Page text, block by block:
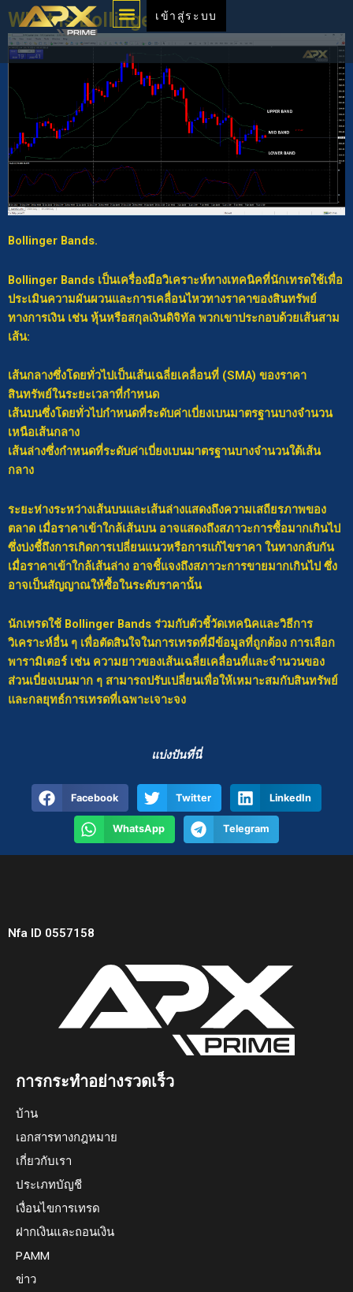
Skip
content
Menuเข้าสู่ระบบ
What is Bollinger Bands
Bollinger Bands.
Bollinger Bands เป็นเครื่องมือวิเคราะห์ทางเทคนิคที่นักเทรดใช้เพื่อ
ประเมินความผันผวนและการเคลื่อนไหวทางราคาของสินทรัพย์
ทางการเงิน เช่น หุ้นหรือสกุลเงินดิจิทัล พวกเขาประกอบด้วยเส้นสาม
เส้น:
เส้นกลางซึ่งโดยทั่วไปเป็นเส้นเฉลี่ยเคลื่อนที่ (SMA) ของราคา
สินทรัพย์ในระยะเวลาที่กำหนด
เส้นบนซึ่งโดยทั่วไปกำหนดที่ระดับค่าเบี่ยงเบนมาตรฐานบางจำนวน
เหนือเส้นกลาง
เส้นล่างซึ่งกำหนดที่ระดับค่าเบี่ยงเบนมาตรฐานบางจำนวนใต้เส้น
กลาง
ระยะห่างระหว่างเส้นบนและเส้นล่างแสดงถึงความเสถียรภาพของ
ตลาด เมื่อราคาเข้าใกล้เส้นบน อาจแสดงถึงสภาวะการซื้อมากเกินไป
ซึ่งบ่งชี้ถึงการเกิดการเปลี่ยนแนวหรือการแก้ไขราคา ในทางกลับกัน
เมื่อราคาเข้าใกล้เส้นล่าง อาจชี้แจงถึงสภาวะการขายมากเกินไป ซึ่ง
อาจเป็นสัญญาณให้ซื้อในระดับราคานั้น
นักเทรดใช้ Bollinger Bands ร่วมกับตัวชี้วัดเทคนิคและวิธีการ
วิเคราะห์อื่น ๆ เพื่อตัดสินใจในการเทรดที่มีข้อมูลที่ถูกต้อง การเลือก
พารามิเตอร์ เช่น ความยาวของเส้นเฉลี่ยเคลื่อนที่และจำนวนของ
ส่วนเบี่ยงเบนมาก ๆ สามารถปรับเปลี่ยนเพื่อให้เหมาะสมกับสินทรัพย์
และกลยุทธ์การเทรดที่เฉพาะเจาะจง
แบ่งปันที่นี่
Facebook Twitter LinkedIn
WhatsApp Telegram
Nfa ID 0557158
การกระทำอย่างรวดเร็ว
บ้าน
เอกสารทางกฎหมาย
เกี่ยวกับเรา
ประเภทบัญชี
เงื่อนไขการเทรด
ฝากเงินและถอนเงิน
PAMM
ข่าว